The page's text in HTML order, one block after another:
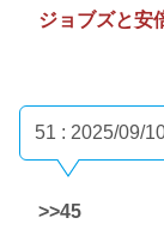
ジョブズと安
51 : 2025/09/
>>45